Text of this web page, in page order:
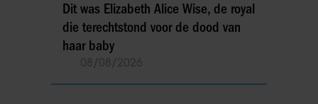
Dit was Elizabeth Alice Wise, de royal
die terechtstond voor de dood van
haar baby